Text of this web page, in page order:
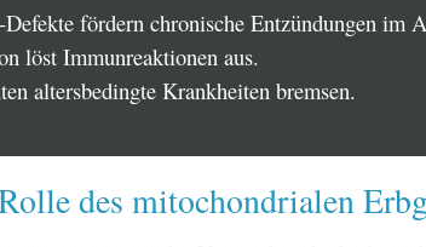
fördern chronische Entzündungen im
löst Immunreaktionen aus.
altersbedingte Krankheiten bremsen.
des mitochondrialen